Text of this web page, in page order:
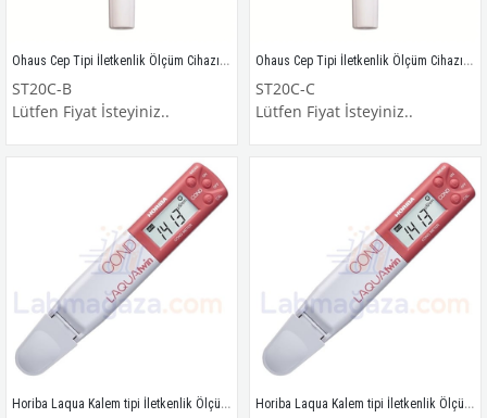
Ohaus Cep Tipi İletkenlik Ölçüm Cihazı / ST20C-B
ST20C-B
Lütfen Fiyat İsteyiniz..
Ohaus Cep Tipi İletkenlik Ölçüm Cihazı / ST20C-C
ST20C-C
Lütfen Fiyat İsteyiniz..
Horiba Laqua Kalem tipi İletkenlik Ölçüm Cihazı (Cep Tipi) / LAQUAtwin EC-11 Horiba Laqua Kalem tipi İletkenlik Ölçüm Cihazı (Cep Tipi) / LAQUAtwin EC-22